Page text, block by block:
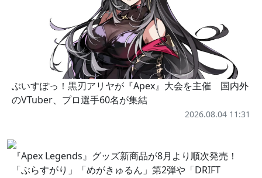
ぶいすぽっ！黒刃アリヤが『Apex』大会を主催 国内外
のVTuber、プロ選手60名が集結
2026.08.04 11:31
『Apex Legends』グッズ新商品が8月より順次発売！
「ぶらすがり」「めがきゅるん」第2弾や「DRIFT